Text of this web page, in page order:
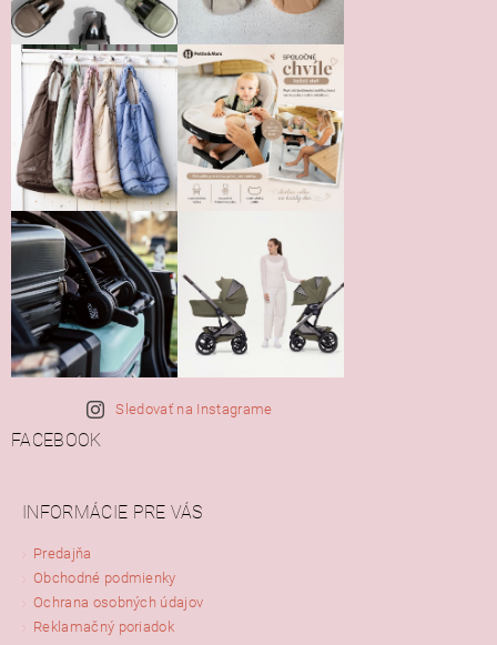
Sledovať na Instagrame
FACEBOOK
INFORMÁCIE PRE VÁS
Predajňa
Obchodné podmienky
Ochrana osobných údajov
Reklamačný poriadok